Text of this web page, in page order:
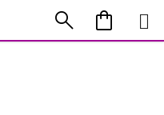
Hledat
KOŠÍK